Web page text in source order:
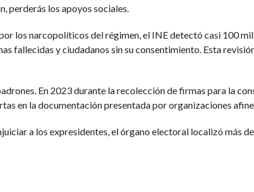
perderás los apoyos sociales.
los narcopolíticos del régimen, el INE detectó casi 100
fallecidas y ciudadanos sin su consentimiento. Esta
En 2023 durante la recolección de firmas para la
en la documentación presentada por organizaciones
a los expresidentes, el órgano electoral localizó más